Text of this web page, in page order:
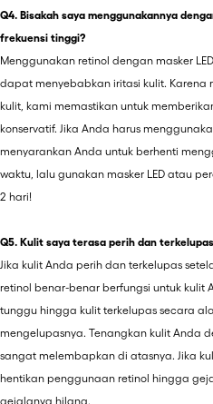
Q4. Bisakah saya menggunakannya
frekuensi tinggi?
Menggunakan retinol dengan masker
dapat menyebabkan iritasi kulit. Karena
kulit, kami memastikan untuk
konservatif. Jika Anda harus
menyarankan Anda untuk berhenti
waktu, lalu gunakan masker LED atau
2 hari!
Q5. Kulit saya terasa perih dan
Jika kulit Anda perih dan terkelupas
retinol benar-benar berfungsi untuk kulit
tunggu hingga kulit terkelupas secara
mengelupasnya. Tenangkan kulit Anda
sangat melembapkan di atasnya. Jika
hentikan penggunaan retinol hingga
gejalanya hilang.